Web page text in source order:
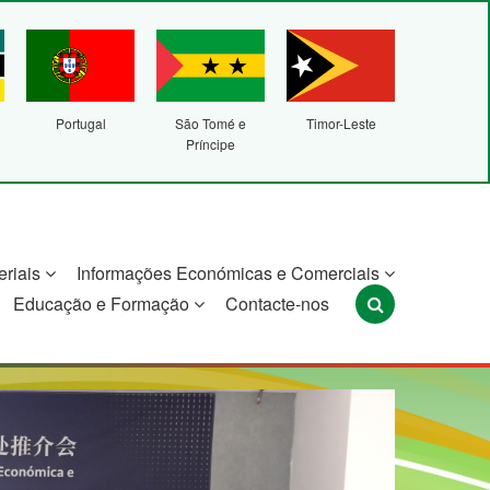
Portugal
São Tomé e
Príncipe
Timor-Leste
Informações Económicas e Comerciais
Educação e Formação Contacte-nos